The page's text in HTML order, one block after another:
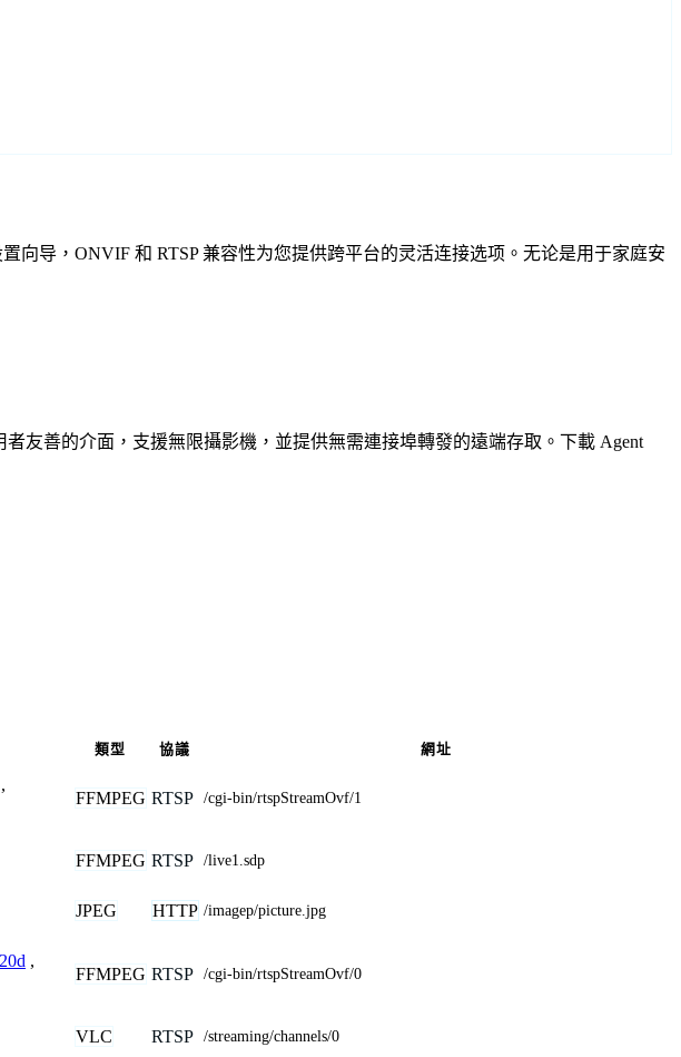
向导，ONVIF 和 RTSP 兼容性为您提供跨平台的灵活连接选项。无论是用于家庭安
友善的介面，支援無限攝影機，並提供無需連接埠轉發的遠端存取。下載 Agent
類型 協議 網址
,
FFMPEG RTSP /cgi-bin/rtspStreamOvf/1
FFMPEG RTSP /live1.sdp
JPEG HTTP /imagep/picture.jpg
,
FFMPEG RTSP /cgi-bin/rtspStreamOvf/0
VLC RTSP /streaming/channels/0